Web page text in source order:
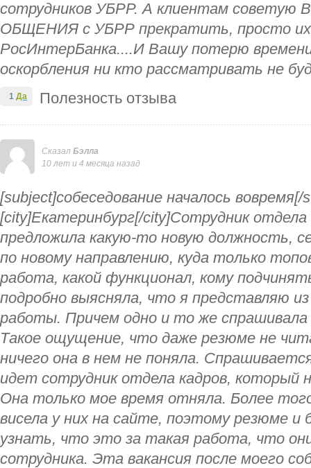
сотрудников УБРР. А клиентам
ОБЩЕНИЯ с УБРР прекратить, просто
РосИнтерБанка....И Вашу потерю
оскорбления ни кто рассматривать не
Полезность отзыва
1 Да
Сказал Бэлла
10 лет и 4 месяца назад
[subject]собеседование началось вовремя[/
[city]Екатеринбург[/city]Сотрудник
предложила какую-то новую должность,
по новому направлению, куда только
работа, какой функционал, кому
подробно выясняла, что я представляю
работы. Причем одно и то же спрашивала
Такое ощущение, что даже резюме не
ничего она в нем не поняла.
идет сотрудник отдела кадров, который
Она только мое время отняла. Более
висела у них на сайте, поэтому резюме
узнать, что это за такая работа, что
сотрудника. Эта вакансия после моего